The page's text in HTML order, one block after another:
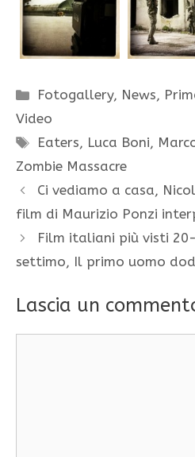
Categorie
Fotogallery, News,
Video
Tag
Eaters, Luca Boni,
Zombie Massacre
Ci vediamo a casa,
film di Maurizio Ponzi
Film italiani più visti
settimo, Il primo uomo
Lascia un